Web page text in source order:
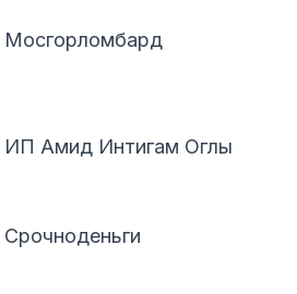
Мосгорломбард
ИП Амид Интигам Оглы
Срочноденьги